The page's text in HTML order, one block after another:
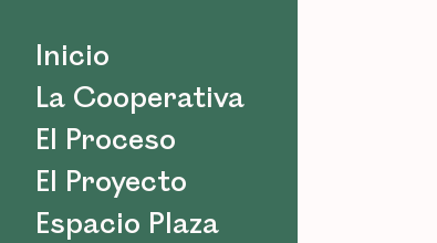
Inicio
La Cooperativa
El Proceso
El Proyecto
Espacio Plaza